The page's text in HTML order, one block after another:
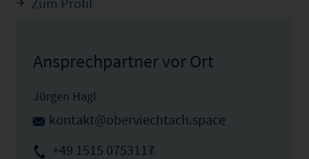
Zum Profil
Ansprechpartner vor Ort
Jürgen Hagl
kontakt@oberviechtach.space
+49 1515 0753117